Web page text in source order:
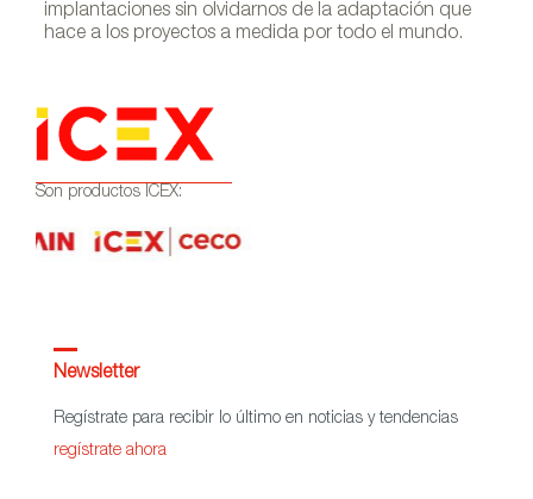
implantaciones sin olvidarnos de la adaptación que
hace a los proyectos a medida por todo el mundo.
Son productos ICEX:
Newsletter
Regístrate para recibir lo último en noticias y tendencias
regístrate ahora